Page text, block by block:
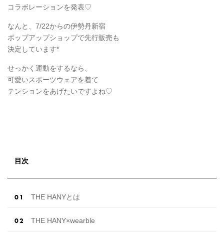
コラボレーションを発表♡
なんと、7/22からの伊勢丹新宿
ポップアップショップで先行販売も
決定しています*
せっかく運動をするなら、
可愛いスポーツウェアを着て
テンションをあげたいですよね♡
目次
THE HANYとは
THE HANY×wearble